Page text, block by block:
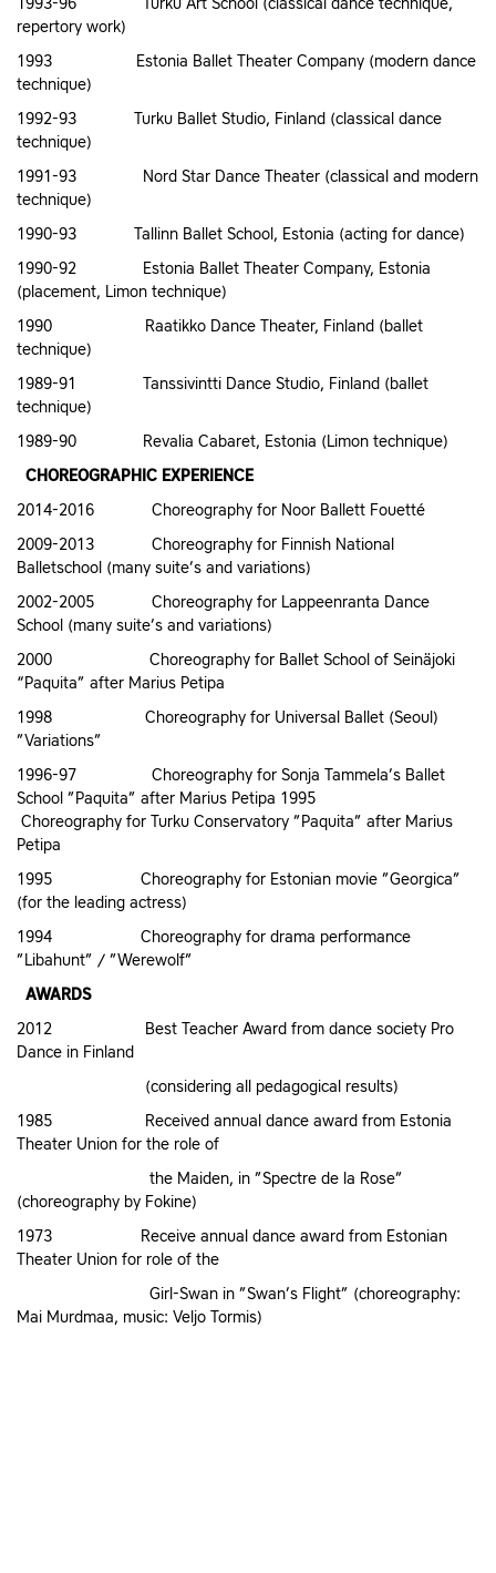
1993-96 Turku Art School (classical dance technique,
repertory work)
1993 Estonia Ballet Theater Company (modern dance
technique)
1992-93 Turku Ballet Studio, Finland (classical dance
technique)
1991-93 Nord Star Dance Theater (classical and modern
technique)
1990-93 Tallinn Ballet School, Estonia (acting for dance)
1990-92 Estonia Ballet Theater Company, Estonia
(placement, Limon technique)
1990 Raatikko Dance Theater, Finland (ballet
technique)
1989-91 Tanssivintti Dance Studio, Finland (ballet
technique)
1989-90 Revalia Cabaret, Estonia (Limon technique)
CHOREOGRAPHIC EXPERIENCE
2014-2016 Choreography for Noor Ballett Fouetté
2009-2013 Choreography for Finnish National
Balletschool (many suite’s and variations)
2002-2005 Choreography for Lappeenranta Dance
School (many suite’s and variations)
2000 Choreography for Ballet School of Seinäjoki
“Paquita” after Marius Petipa
1998 Choreography for Universal Ballet (Seoul)
”Variations”
1996-97 Choreography for Sonja Tammela’s Ballet
School ”Paquita” after Marius Petipa 1995
Choreography for Turku Conservatory ”Paquita” after Marius
Petipa
1995 Choreography for Estonian movie ”Georgica”
(for the leading actress)
1994 Choreography for drama performance
”Libahunt” / ”Werewolf”
AWARDS
2012 Best Teacher Award from dance society Pro
Dance in Finland
(considering all pedagogical results)
1985 Received annual dance award from Estonia
Theater Union for the role of
the Maiden, in ”Spectre de la Rose”
(choreography by Fokine)
1973 Receive annual dance award from Estonian
Theater Union for role of the
Girl-Swan in ”Swan’s Flight” (choreography:
Mai Murdmaa, music: Veljo Tormis)